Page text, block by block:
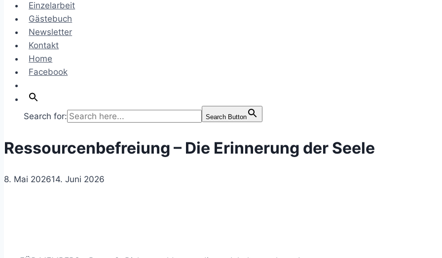
Einzelarbeit
Gästebuch
Newsletter
Kontakt
Home
Facebook
Search for: Search Button
Ressourcenbefreiung – Die Erinnerung der Seele
8. Mai 202614. Juni 2026